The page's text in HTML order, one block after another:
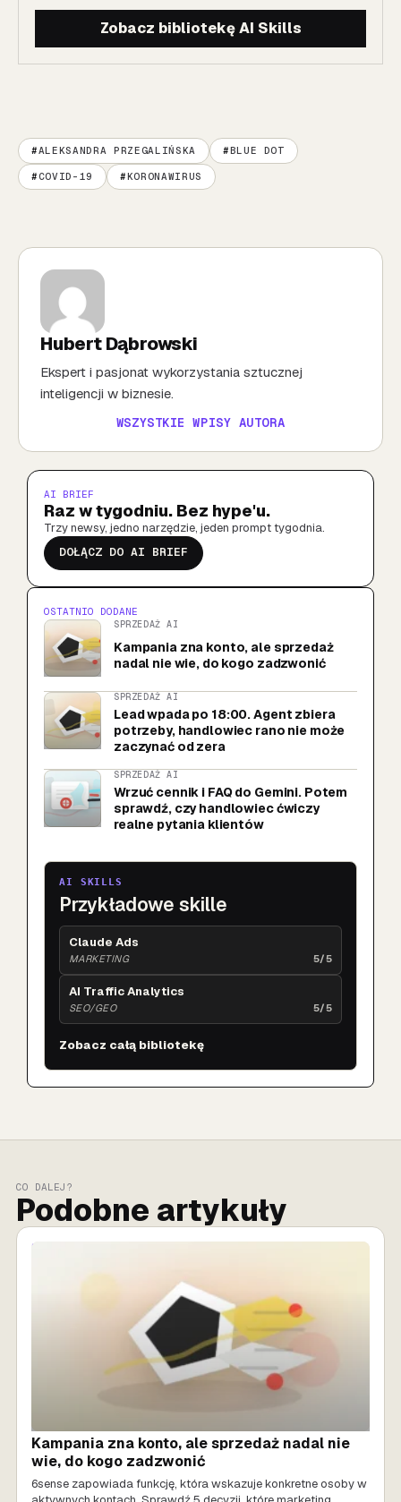
Zobacz bibliotekę AI Skills
ALEKSANDRA PRZEGALIŃSKA BLUE DOT
COVID-19 KORONAWIRUS
Hubert Dąbrowski
Ekspert i pasjonat wykorzystania sztucznej
inteligencji w biznesie.
WSZYSTKIE WPISY AUTORA
AI BRIEF
Raz w tygodniu. Bez hype'u.
Trzy newsy, jedno narzędzie, jeden prompt tygodnia.
DOŁĄCZ DO AI BRIEF
OSTATNIO DODANE
SPRZEDAŻ AI
Kampania zna konto, ale sprzedaż
nadal nie wie, do kogo zadzwonić
SPRZEDAŻ AI
Lead wpada po 18:00. Agent zbiera
potrzeby, handlowiec rano nie może
zaczynać od zera
SPRZEDAŻ AI
Wrzuć cennik i FAQ do Gemini. Potem
sprawdź, czy handlowiec ćwiczy
realne pytania klientów
AI SKILLS
Przykładowe skille
Claude Ads
MARKETING 5/5
AI Traffic Analytics
SEO/GEO 5/5
Zobacz całą bibliotekę
CO DALEJ?
Podobne artykuły
SPRZEDAŻ AI
Kampania zna konto, ale sprzedaż nadal nie
wie, do kogo zadzwonić
6sense zapowiada funkcję, która wskazuje konkretne osoby w